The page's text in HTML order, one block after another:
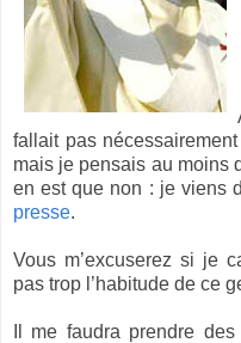
fallait pas
mais je pensais au moins
en est que non : je viens
presse.
Vous m’excuserez si je
pas trop l’habitude de ce
Il me faudra prendre